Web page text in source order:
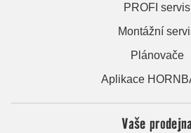
PROFI servis
Montážní
Plánovače
Aplikace
Vaše prodejna